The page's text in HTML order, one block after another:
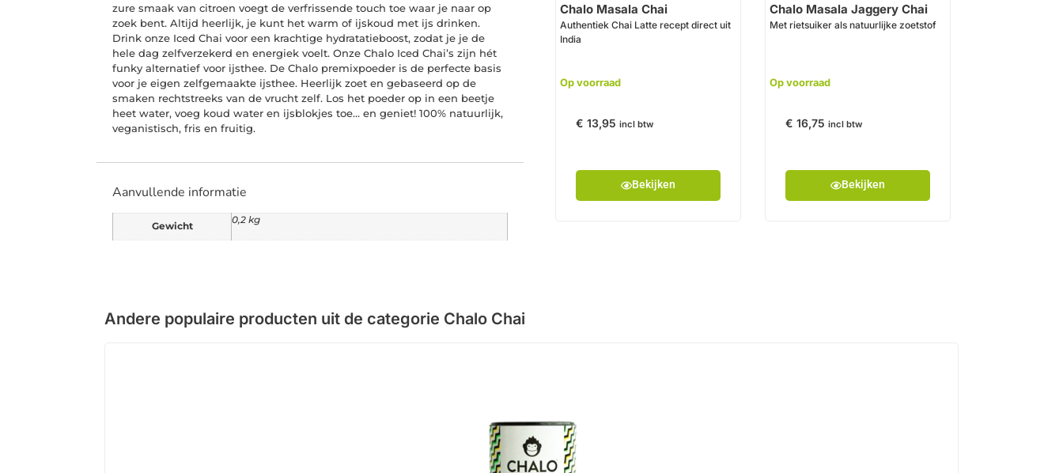
zure smaak van citroen voegt de verfrissende touch toe waar je naar op
zoek bent. Altijd heerlijk, je kunt het warm of ijskoud met ijs drinken.
Drink onze Iced Chai voor een krachtige hydratatieboost, zodat je je de
hele dag zelfverzekerd en energiek voelt. Onze Chalo Iced Chai’s zijn hét
funky alternatief voor ijsthee. De Chalo premixpoeder is de perfecte basis
voor je eigen zelfgemaakte ijsthee. Heerlijk zoet en gebaseerd op de
smaken rechtstreeks van de vrucht zelf. Los het poeder op in een beetje
heet water, voeg koud water en ijsblokjes toe… en geniet! 100% natuurlijk,
veganistisch, fris en fruitig.
Aanvullende informatie
Gewicht
0,2 kg
Chalo Masala Chai
Authentiek Chai Latte recept direct uit
India
Op voorraad
€ 13,95 incl btw
Bekijken
Chalo Masala Jaggery Chai
Met rietsuiker als natuurlijke zoetstof
Op voorraad
€ 16,75 incl btw
Bekijken
Andere populaire producten uit de categorie Chalo Chai